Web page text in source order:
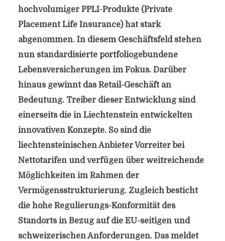
hochvolumiger PPLI-Produkte (Private
Placement Life Insurance) hat stark
abgenommen. In diesem Geschäftsfeld stehen
nun standardisierte portfoliogebundene
Lebensversicherungen im Fokus. Darüber
hinaus gewinnt das Retail-Geschäft an
Bedeutung. Treiber dieser Entwicklung sind
einerseits die in Liechtenstein entwickelten
innovativen Konzepte. So sind die
liechtensteinischen Anbieter Vorreiter bei
Nettotarifen und verfügen über weitreichende
Möglichkeiten im Rahmen der
Vermögensstrukturierung. Zugleich besticht
die hohe Regulierungs-Konformität des
Standorts in Bezug auf die EU-seitigen und
schweizerischen Anforderungen. Das meldet